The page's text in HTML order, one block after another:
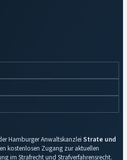
Hamburger Anwaltskanzlei Strate und
kostenlosen Zugang zur aktuellen
im Strafrecht und Strafverfahrensrecht.